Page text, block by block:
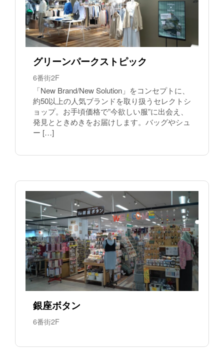
グリーンパークストピック
6番街2F
「New Brand/New Solution」をコンセプトに、
約50以上の人気ブランドを取り扱うセレクトシ
ョップ。お手頃価格で”今欲しい服”に出会え、
発見とときめきをお届けします。バッグやシュ
ー […]
銀座ボタン
6番街2F